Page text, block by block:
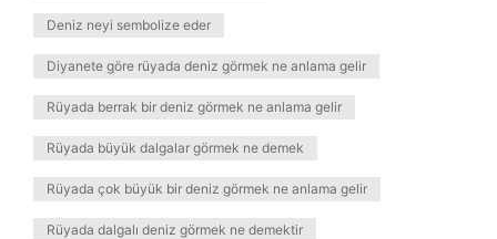
Deniz neyi sembolize eder
Diyanete göre rüyada deniz görmek ne anlama gelir
Rüyada berrak bir deniz görmek ne anlama gelir
Rüyada büyük dalgalar görmek ne demek
Rüyada çok büyük bir deniz görmek ne anlama gelir
Rüyada dalgalı deniz görmek ne demektir